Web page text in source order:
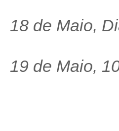
18 de Maio,
19 de Maio,